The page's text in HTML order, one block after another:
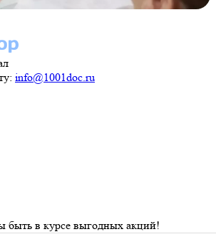
info@1001doc.ru
быть в курсе выгодных акций!